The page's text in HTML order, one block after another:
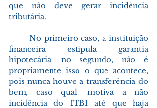
que não deve gerar incidência
tributária.
No primeiro caso, a instituição
financeira estipula garantia
hipotecária, no segundo, não é
propriamente isso o que acontece,
pois nunca houve a transferência do
bem, caso qual, motiva a não
incidência do ITBI até que haja